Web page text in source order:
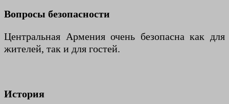
Вопросы безопасности
Центральная Армения очень безопасна как для
жителей, так и для гостей.
История